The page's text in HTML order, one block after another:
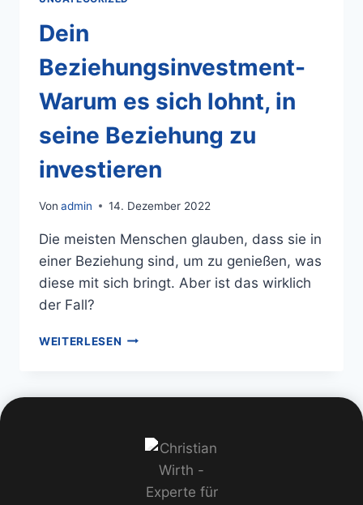
Dein
Beziehungsinvestment-
Warum es sich lohnt, in
seine Beziehung zu
investieren
Von admin 14. Dezember 2022
Die meisten Menschen glauben, dass sie in
einer Beziehung sind, um zu genießen, was
diese mit sich bringt. Aber ist das wirklich
der Fall?
WEITERLESEN